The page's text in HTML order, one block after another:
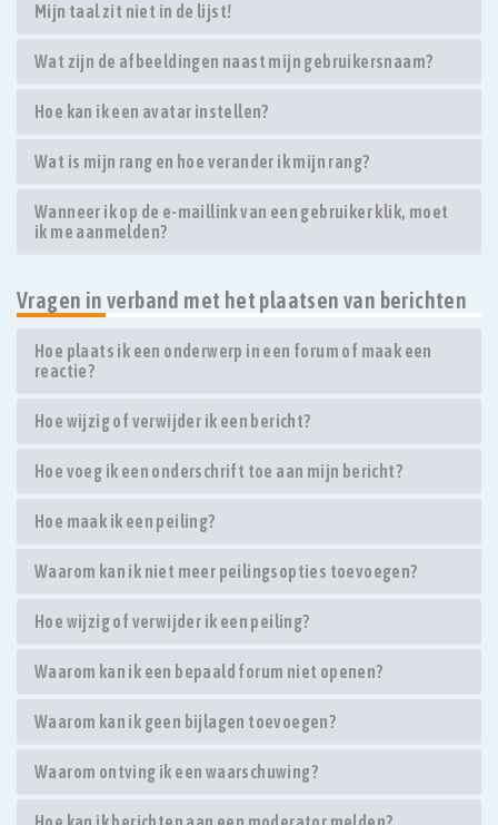
Mijn taal zit niet in de lijst!
Wat zijn de afbeeldingen naast mijn gebruikersnaam?
Hoe kan ik een avatar instellen?
Wat is mijn rang en hoe verander ik mijn rang?
Wanneer ik op de e-maillink van een gebruiker klik, moet
ik me aanmelden?
Vragen in verband met het plaatsen van berichten
Hoe plaats ik een onderwerp in een forum of maak een
reactie?
Hoe wijzig of verwijder ik een bericht?
Hoe voeg ik een onderschrift toe aan mijn bericht?
Hoe maak ik een peiling?
Waarom kan ik niet meer peilingsopties toevoegen?
Hoe wijzig of verwijder ik een peiling?
Waarom kan ik een bepaald forum niet openen?
Waarom kan ik geen bijlagen toevoegen?
Waarom ontving ik een waarschuwing?